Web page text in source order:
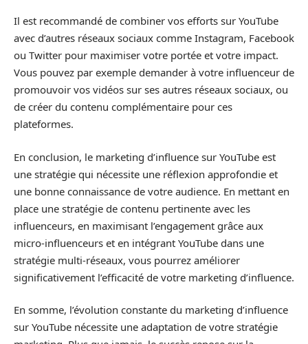
Il est recommandé de combiner vos efforts sur YouTube
avec d’autres réseaux sociaux comme Instagram, Facebook
ou Twitter pour maximiser votre portée et votre impact.
Vous pouvez par exemple demander à votre influenceur de
promouvoir vos vidéos sur ses autres réseaux sociaux, ou
de créer du contenu complémentaire pour ces
plateformes.
En conclusion, le marketing d’influence sur YouTube est
une stratégie qui nécessite une réflexion approfondie et
une bonne connaissance de votre audience. En mettant en
place une stratégie de contenu pertinente avec les
influenceurs, en maximisant l’engagement grâce aux
micro-influenceurs et en intégrant YouTube dans une
stratégie multi-réseaux, vous pourrez améliorer
significativement l’efficacité de votre marketing d’influence.
En somme, l’évolution constante du marketing d’influence
sur YouTube nécessite une adaptation de votre stratégie